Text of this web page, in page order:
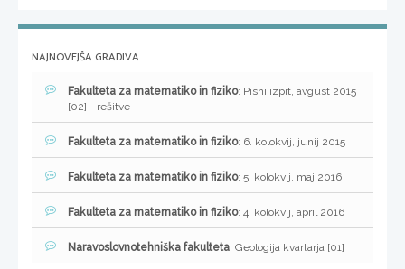
NAJNOVEJŠA GRADIVA
Fakulteta za matematiko in fiziko: Pisni izpit, avgust 2015
[02] - rešitve
Fakulteta za matematiko in fiziko: 6. kolokvij, junij 2015
Fakulteta za matematiko in fiziko: 5. kolokvij, maj 2016
Fakulteta za matematiko in fiziko: 4. kolokvij, april 2016
Naravoslovnotehniška fakulteta: Geologija kvartarja [01]